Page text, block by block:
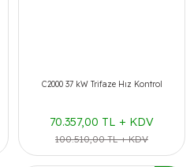
C2000 37 kW Trifaze Hız Kontrol
70.357,00 TL + KDV
100.510,00 TL + KDV